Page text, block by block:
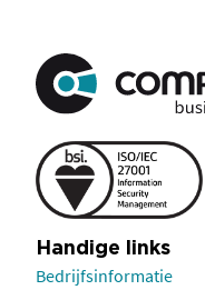
Handige links
Bedrijfsinformatie